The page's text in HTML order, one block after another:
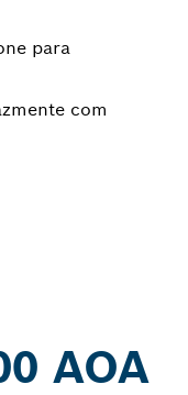
para
com
AOA